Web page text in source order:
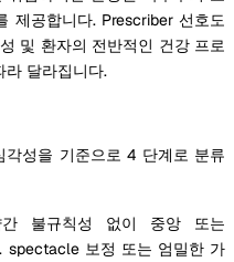
제공합니다. Prescriber 선호도
및 환자의 전반적인 건강 프로
라 달라집니다.
각성을 기준으로 4 단계로 분류
불규칙성 없이 중앙 또는
spectacle 보정 또는 엄밀한 가